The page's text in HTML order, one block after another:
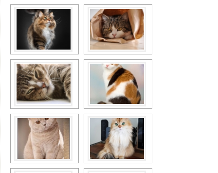
Exposição Virtual
Galeria TCCs
Inicio
Júnior Design
LabDSI
Notícias
Planejamento Estratégico 2022
Sala Arte, Design & Cia